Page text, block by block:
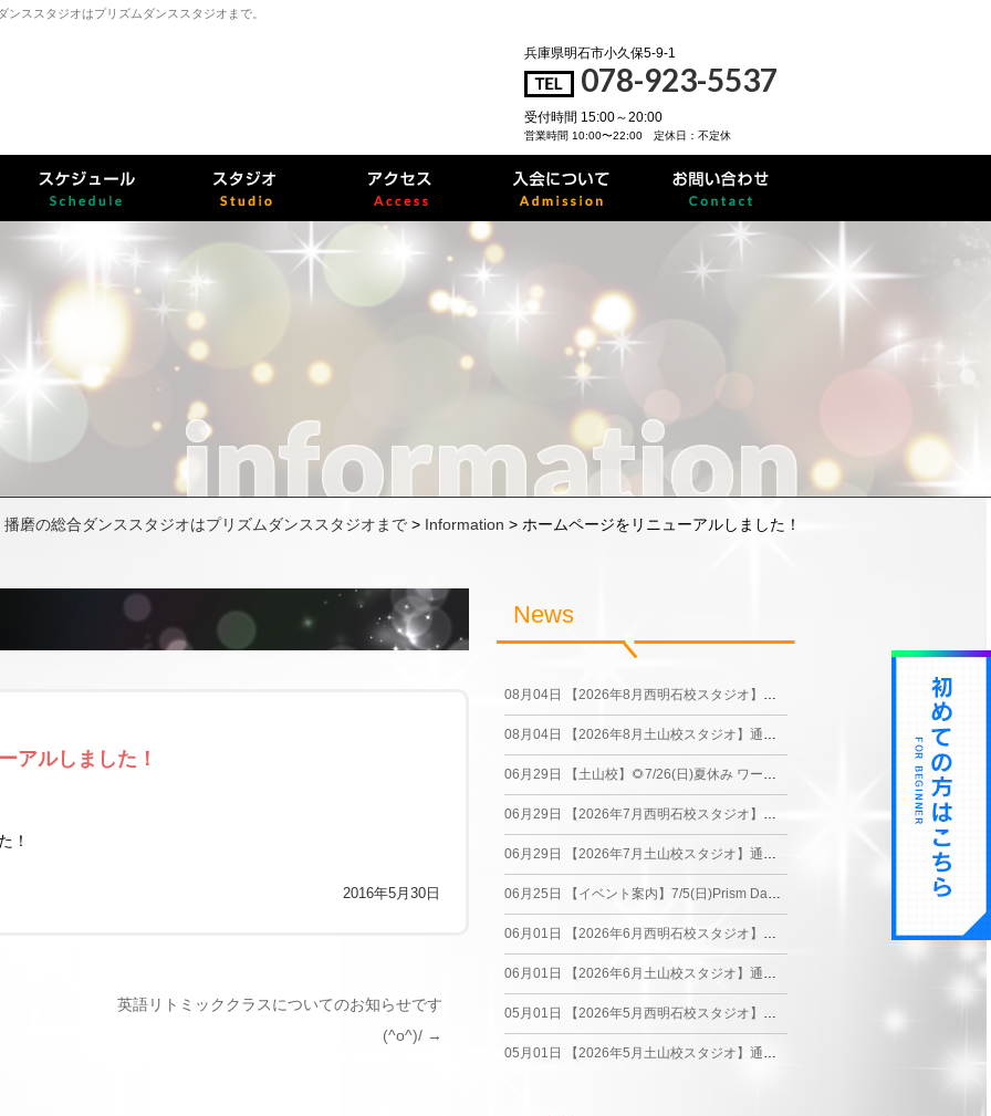
ススタジオはプリズムダンススタジオまで。
兵庫県明石市小久保5-9-1
078-923-5537
受付時間 15:00～20:00
営業時間 10:00〜22:00 定休日：不定休
information
磨の総合ダンススタジオはプリズムダンススタジオまで > Information > ホームページをリニューアルしました！
アルしました！
！
2016年5月30日
英語リトミッククラスについてのお知らせです
(^o^)/ →
News
08月04日 【2026年8月西明石校スタジオ】通常レッスンスケジュール
08月04日 【2026年8月土山校スタジオ】通常レッスンスケジュール
06月29日 【土山校】🌻7/26(日)夏休み ワークショップDAY ＆🌻
06月29日 【2026年7月西明石校スタジオ】通常レッスンスケジュール
06月29日 【2026年7月土山校スタジオ】通常レッスンスケジュール
06月25日 【イベント案内】7/5(日)Prism Dance Festival in イオン明石ショッピングセンター
06月01日 【2026年6月西明石校スタジオ】通常レッスンスケジュール
06月01日 【2026年6月土山校スタジオ】通常レッスンスケジュール
05月01日 【2026年5月西明石校スタジオ】通常レッスンスケジュール
05月01日 【2026年5月土山校スタジオ】通常レッスンスケジュール